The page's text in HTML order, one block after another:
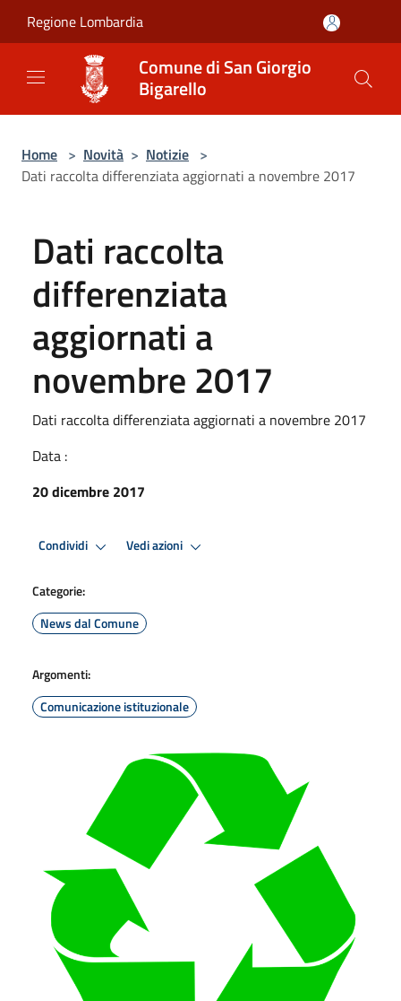
Regione Lombardia
Comune di San Giorgio
Bigarello
Home > Novità > Notizie >
Dati raccolta differenziata aggiornati a novembre 2017
Dati raccolta
differenziata
aggiornati a
novembre 2017
Dati raccolta differenziata aggiornati a novembre 2017
Data :
20 dicembre 2017
Condividi Vedi azioni
Categorie:
News dal Comune
Argomenti:
Comunicazione istituzionale